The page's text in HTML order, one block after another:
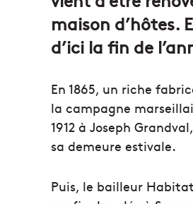
maison d’hôtes.
d’ici la fin de
En 1865, un riche
la campagne
1912 à Joseph
sa demeure estivale.
Puis, le bailleur